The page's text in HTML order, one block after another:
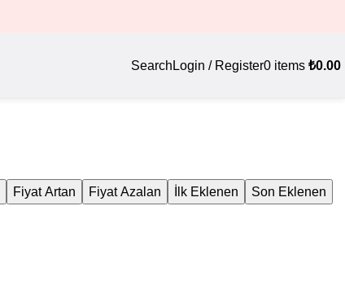
Search Login / Register0 items ₺0.00
Fiyat Artan Fiyat Azalan İlk Eklenen Son Eklenen